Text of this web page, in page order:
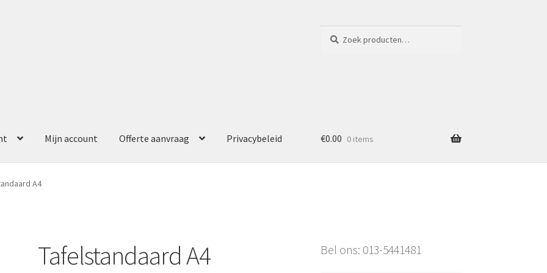
naar:
Mijn account Offerte aanvraag Privacybeleid
Offerte aanvraag
€0.00 0 items
A4
Tafelstandaard A4 Bel ons: 013-5441481